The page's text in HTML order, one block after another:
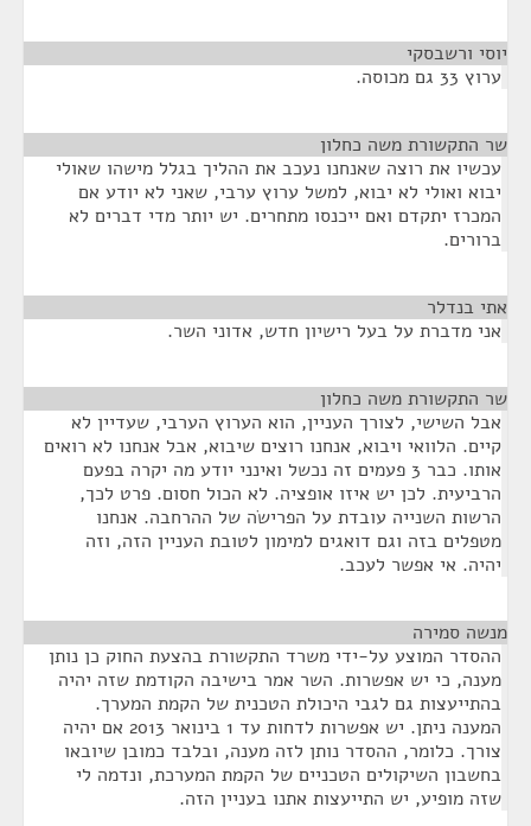
יוסי ורשבסקי
ערוץ 33 גם מכוסה.
שר התקשורת משה כחלון
עכשיו את רוצה שאנחנו נעכב את ההליך בגלל מישהו שאולי
יבוא ואולי לא יבוא, למשל ערוץ ערבי, שאני לא יודע אם
המכרז יתקדם ואם ייכנסו מתחרים. יש יותר מדי דברים לא
ברורים.
אתי בנדלר
אני מדברת על בעל רישיון חדש, אדוני השר.
שר התקשורת משה כחלון
אבל השישי, לצורך העניין, הוא הערוץ הערבי, שעדיין לא
קיים. הלוואי ויבוא, אנחנו רוצים שיבוא, אבל אנחנו לא רואים
אותו. כבר 3 פעמים זה נכשל ואינני יודע מה יקרה בפעם
הרביעית. לכן יש איזו אופציה. לא הכול חסום. פרט לכך,
הרשות השנייה עובדת על הפרישֹה של ההרחבה. אנחנו
מטפלים בזה וגם דואגים למימון לטובת העניין הזה, וזה
יהיה. אי אפשר לעכב.
מנשה סמירה
ההסדר המוצע על-ידי משרד התקשורת בהצעת החוק כן נותן
מענה, כי יש אפשרות. השר אמר בישיבה הקודמת שזה יהיה
בהתייעצות גם לגבי היכולת הטכנית של הקמת המערך.
המענה ניתן. יש אפשרות לדחות עד 1 בינואר 2013 אם יהיה
צורך. כלומר, ההסדר נותן לזה מענה, ובלבד כמובן שיובאו
בחשבון השיקולים הטכניים של הקמת המערכת, ונדמה לי
שזה מופיע, יש התייעצות אתנו בעניין הזה.